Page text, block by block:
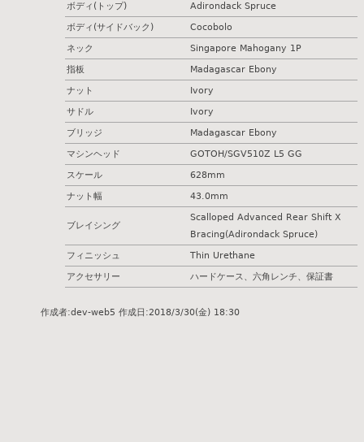
ボディ(トップ)
Adirondack Spruce
ボディ(サイドバック)
Cocobolo
ネック
Singapore Mahogany 1P
指板
Madagascar Ebony
ナット
Ivory
サドル
Ivory
ブリッジ
Madagascar Ebony
マシンヘッド
GOTOH/SGV510Z L5 GG
スケール
628mm
ナット幅
43.0mm
ブレイシング
Scalloped Advanced Rear Shift X
Bracing(Adirondack Spruce)
フィニッシュ
Thin Urethane
アクセサリー
ハードケース、六角レンチ、保証書
作成者:dev-web5 作成日:2018/3/30(金) 18:30